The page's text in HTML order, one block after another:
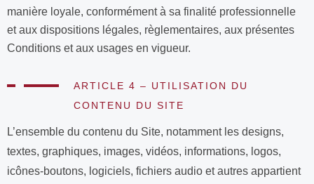
manière loyale, conformément à sa finalité professionnelle
et aux dispositions légales, règlementaires, aux présentes
Conditions et aux usages en vigueur.
ARTICLE 4 – UTILISATION DU
CONTENU DU SITE
L’ensemble du contenu du Site, notamment les designs,
textes, graphiques, images, vidéos, informations, logos,
icônes-boutons, logiciels, fichiers audio et autres appartient